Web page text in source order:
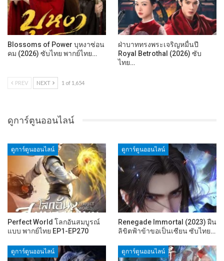
Blossoms of Power บุหงาซ่อน
คม (2026) ซับไทย พากย์ไทย…
ฝ่าบาททรงพระเจริญหมื่นปี
Royal Betrothal (2026) ซับ
ไทย…
PREV NEXT 1 of 1,654
ดูการ์ตูนออนไลน์
ดูการ์ตูนออนไลน์
Perfect World โลกอันสมบูรณ์
แบบ พากย์ไทย EP1-EP270
ดูการ์ตูนออนไลน์
Renegade Immortal (2023) ฝืน
ลิขิตฟ้าข้าขอเป็นเซียน ซับไทย…
ดูการ์ตูนออนไลน์ ดูการ์ตูนออนไลน์